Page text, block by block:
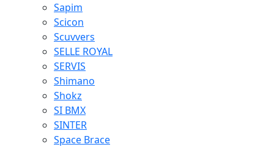
Sapim
Scicon
Scuvvers
SELLE ROYAL
SERVIS
Shimano
Shokz
SI BMX
SINTER
Space Brace